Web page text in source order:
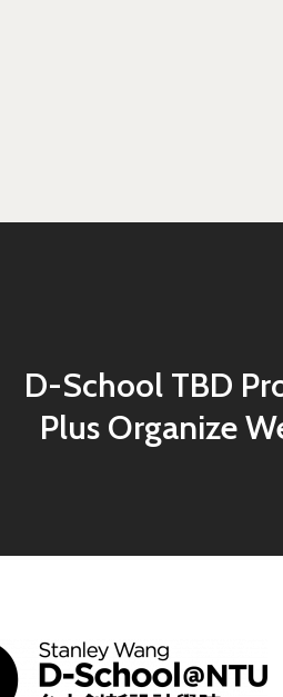
D-School TBD
Plus Organize